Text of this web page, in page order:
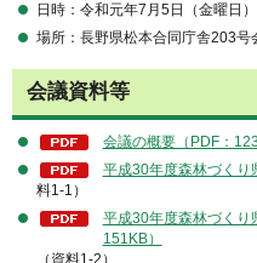
日時：令和元年7月5日（金曜日
場所：長野県松本合同庁舎203号
会議資料等
会議の概要（PDF：
平成30年度森林づくり
料1-1）
平成30年度森林づくり
151KB）
（資料1-2）